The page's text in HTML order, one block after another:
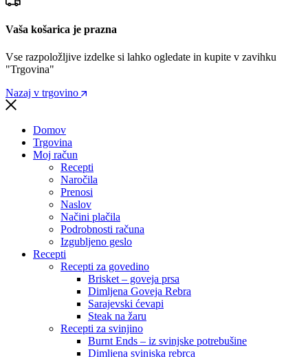
Vaša košarica je prazna
Vse razpoložljive izdelke si lahko ogledate in kupite v zavihku
"Trgovina"
Nazaj v trgovino
Domov
Trgovina
Moj račun
Recepti
Naročila
Prenosi
Naslov
Načini plačila
Podrobnosti računa
Izgubljeno geslo
Recepti
Recepti za govedino
Brisket – goveja prsa
Dimljena Goveja Rebra
Sarajevski ćevapi
Steak na žaru
Recepti za svinjino
Burnt Ends – iz svinjske potrebušine
Dimljena svinjska rebrca